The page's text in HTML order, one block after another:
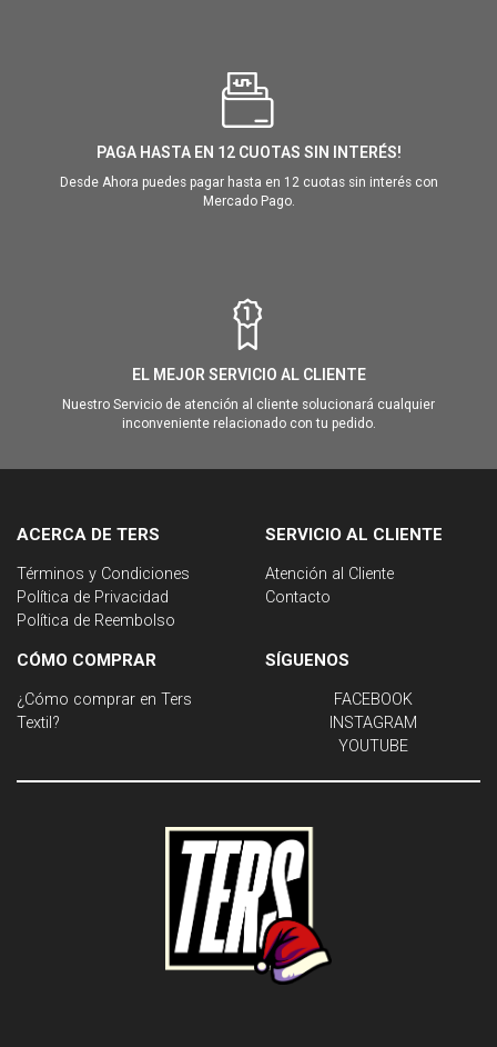
PAGA HASTA EN 12 CUOTAS SIN INTERÉS!
Desde Ahora puedes pagar hasta en 12 cuotas sin interés con
Mercado Pago.
EL MEJOR SERVICIO AL CLIENTE
Nuestro Servicio de atención al cliente solucionará cualquier
inconveniente relacionado con tu pedido.
ACERCA DE TERS
Términos y Condiciones
Política de Privacidad
Política de Reembolso
SERVICIO AL CLIENTE
Atención al Cliente
Contacto
CÓMO COMPRAR
¿Cómo comprar en Ters
Textil?
SÍGUENOS
FACEBOOK
INSTAGRAM
YOUTUBE